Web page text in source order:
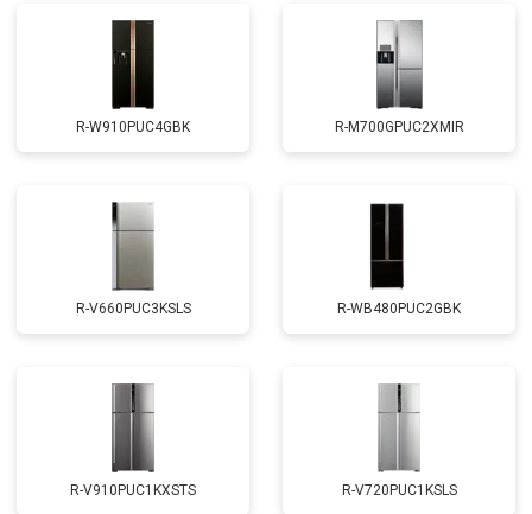
R-W910PUC4GBK R-M700GPUC2XMIR
R-V660PUC3KSLS R-WB480PUC2GBK
R-V910PUC1KXSTS R-V720PUC1KSLS